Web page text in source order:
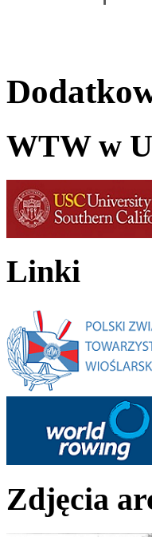
WTW w
Linki
Zdjęcia